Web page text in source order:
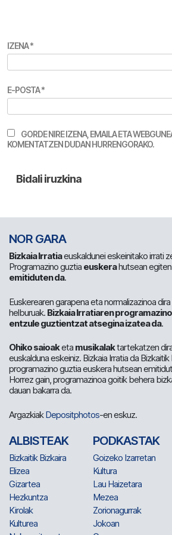
IZENA*
E-POSTA*
GORDE NIRE IZENA, EMAILA ETA
KOMENTATZEN DUDAN HURRENGORAKO.
NOR GARA
Bizkaia Irratiaeuskaldunei eskeinitako irrati
Programazino guztia euskerahutsean
emitiduten da.
Euskerearen garapena eta normalizazinoa
helburuak. Bizkaia Irratiaren
entzule guztientzat atsegina izatea da.
Ohiko saioaketa musikalaktartekatzen
euskalduna eskeiniz. Bizkaia Irratia da
programazino guztia euskera hutsean
Horrez gain, programazinoa goitik behera
dauan bakarra da.
ArgazkiakDepositphotos-en eskuz.
ALBISTEAK
Bizkaitik Bizkaira
Elizea
Gizartea
Hezkuntza
Kirolak
Kulturea
PODKASTAK
Goizeko Izarretan
Kultura
Lau Haizetara
Mezea
Zorionagurrak
Jokoan